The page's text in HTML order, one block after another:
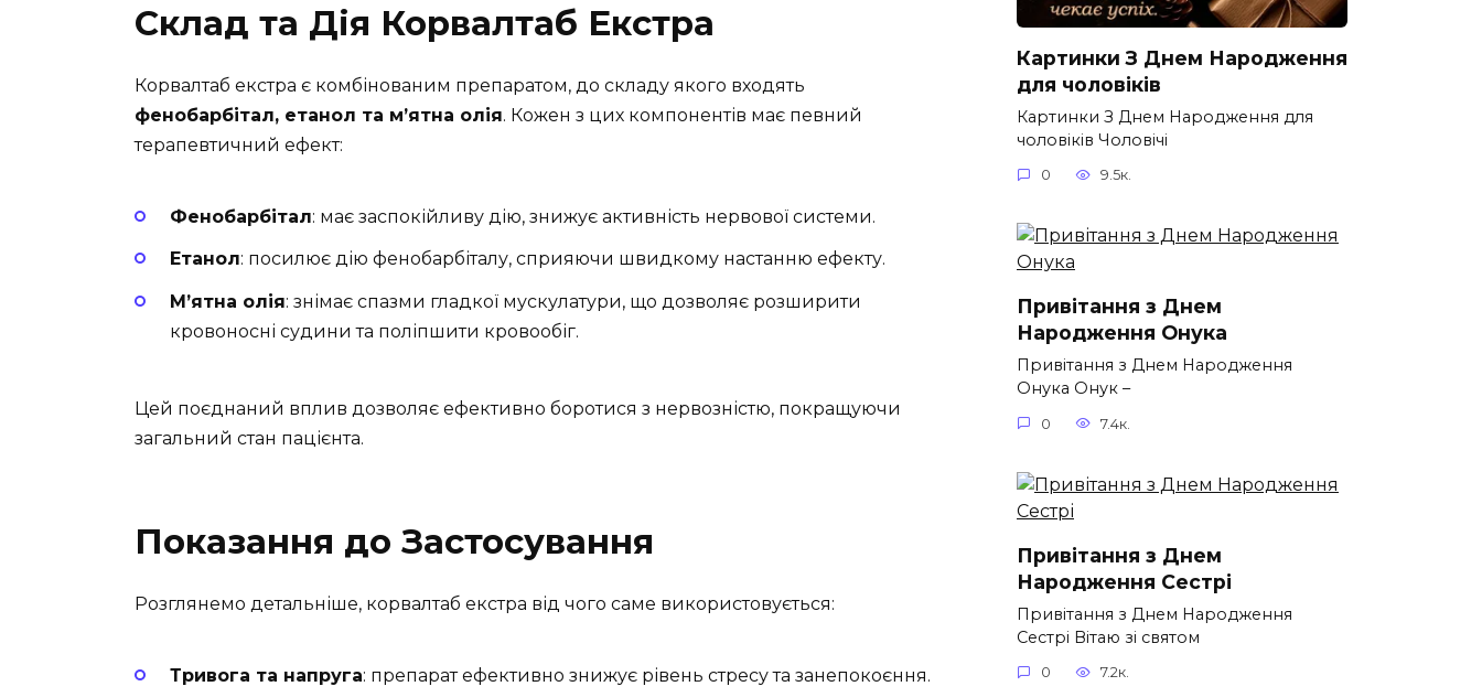
Склад та Дія Корвалтаб Екстра
Корвалтаб екстра є комбінованим препаратом, до складу якого входять
фенобарбітал, етанол та м’ятна олія. Кожен з цих компонентів має певний
терапевтичний ефект:
Фенобарбітал: має заспокійливу дію, знижує активність нервової системи.
Етанол: посилює дію фенобарбіталу, сприяючи швидкому настанню ефекту.
М’ятна олія: знімає спазми гладкої мускулатури, що дозволяє розширити
кровоносні судини та поліпшити кровообіг.
Цей поєднаний вплив дозволяє ефективно боротися з нервозністю, покращуючи
загальний стан пацієнта.
Показання до Застосування
Розглянемо детальніше, корвалтаб екстра від чого саме використовується:
Тривога та напруга: препарат ефективно знижує рівень стресу та занепокоєння.
Картинки З Днем Народження
для чоловіків​
Картинки З Днем Народження для
чоловіків​ Чоловічі
0 9.5к.
Привітання з Днем
Народження Онука
Привітання з Днем Народження
Онука Онук –
0 7.4к.
Привітання з Днем
Народження Сестрі
Привітання з Днем Народження
Сестрі Вітаю зі святом
0 7.2к.